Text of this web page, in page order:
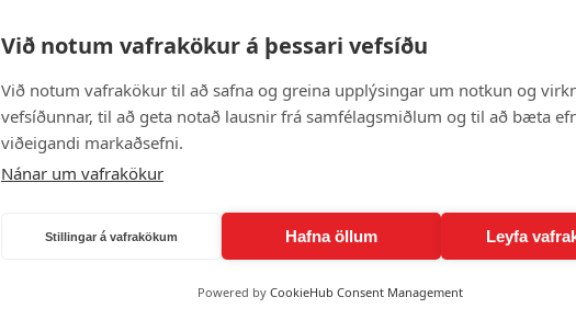
Við notum vafrakökur á þessari vefsíðu
Við notum vafrakökur til að safna og greina upplýsingar um notkun og
vefsíðunnar, til að geta notað lausnir frá samfélagsmiðlum og til að bæta
viðeigandi markaðsefni.
Nánar um vafrakökur
Stillingar á vafrakökum Hafna öllum Leyfa
Powered by CookieHub Consent Management